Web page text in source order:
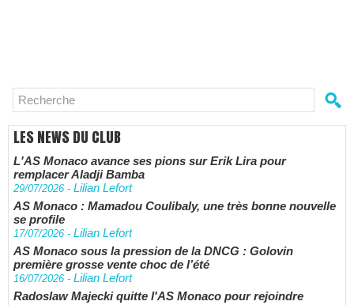
LES NEWS DU CLUB
L'AS Monaco avance ses pions sur Erik Lira pour
remplacer Aladji Bamba
29/07/2026 - Lilian Lefort
AS Monaco : Mamadou Coulibaly, une très bonne nouvelle
se profile
17/07/2026 - Lilian Lefort
AS Monaco sous la pression de la DNCG : Golovin
première grosse vente choc de l’été
16/07/2026 - Lilian Lefort
Radoslaw Majecki quitte l'AS Monaco pour rejoindre